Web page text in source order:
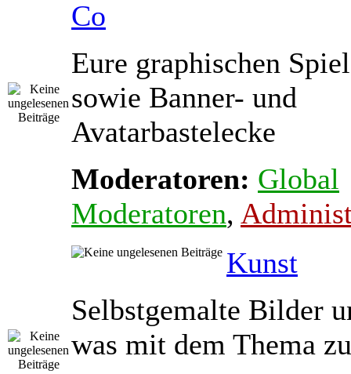
Co
Eure graphischen
sowie Banner- und
Avatarbastelecke
Moderatoren: Global
Moderatoren,
Kunst
Selbstgemalte Bilder
was mit dem Thema